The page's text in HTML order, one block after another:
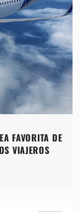
FAVORITA DE
VIAJEROS